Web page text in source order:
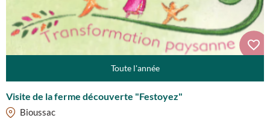
Toute l'année
Visite de la ferme découverte "Festoyez"
Bioussac